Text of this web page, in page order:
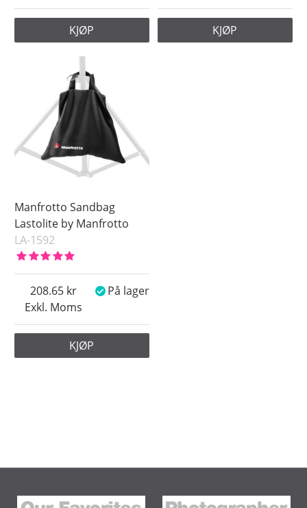
KJØP KJØP
Manfrotto Sandbag
Lastolite by Manfrotto
LA-1592
Exkl. Moms
208.65 På lager
KJØP